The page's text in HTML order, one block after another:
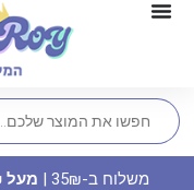
משלוח ב-35₪ | מעל 599₪ משלוח חינם או איסוף עצמי